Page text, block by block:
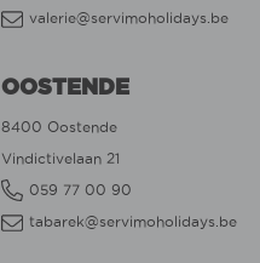
valerie@servimoholidays.be
OOSTENDE
8400 Oostende
Vindictivelaan 21
059 77 00 90
tabarek@servimoholidays.be